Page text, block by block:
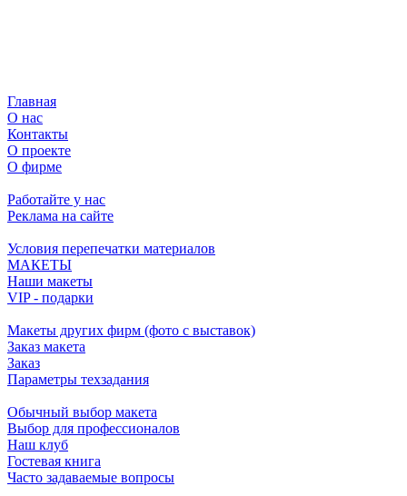
Главная
О нас
Контакты
О проекте
О фирме
Работайте у нас
Реклама на сайте
Условия перепечатки материалов
МАКЕТЫ
Наши макеты
VIP - подарки
Макеты других фирм (фото с выставок)
Заказ макета
Заказ
Параметры техзадания
Обычный выбор макета
Выбор для профессионалов
Наш клуб
Гостевая книга
Часто задаваемые вопросы